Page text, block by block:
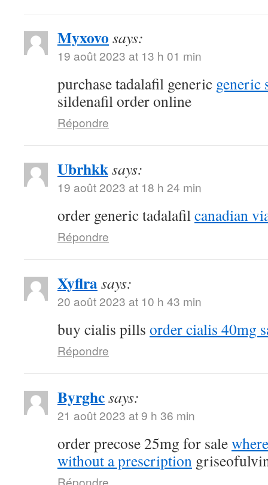
Myxovo says:
19 août 2023 at 13 h 01 min
purchase tadalafil generic generic
sildenafil order online
Répondre
Ubrhkksays:
19 août 2023 at 18 h 24 min
order generic tadalafilcanadian
Répondre
Xyflrasays:
20 août 2023 at 10 h 43 min
buy cialis pills order cialis 40mg
Répondre
Byrghcsays:
21 août 2023 at 9 h 36 min
order precose 25mg for sale
without a prescription